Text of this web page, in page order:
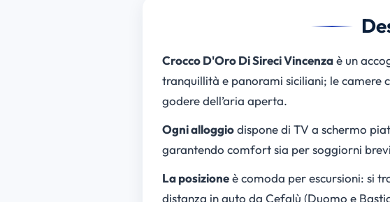
Crocco D'Oro Di Sireci Vincenzaè un
tranquillità e panorami siciliani; le
godere dell’aria aperta.
Ogni alloggiodispone di TV a schermo
garantendo comfort sia per soggiorni
La posizioneè comoda per escursioni: si
distanza in auto da Cefalù (Duomo e